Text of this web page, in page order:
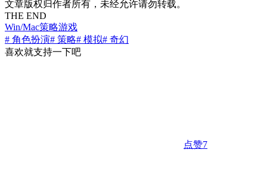
文章版权归作者所有，未经允许请勿转载。
THE END
Win/Mac策略游戏
# 角色扮演# 策略# 模拟# 奇幻
喜欢就支持一下吧
点赞7